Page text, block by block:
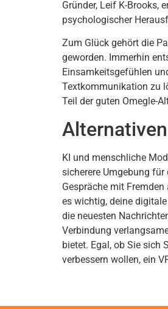
Gründer, Leif K-Brooks,
psychologischer
Zum Glück gehört die
geworden. Immerhin
Einsamkeitsgefühlen
Textkommunikation zu
Teil der guten Omegle-
KI und menschliche
sicherere Umgebung
Gespräche mit
es wichtig, deine
die neuesten
Verbindung
bietet. Egal, ob Sie sich
verbessern wollen, ein